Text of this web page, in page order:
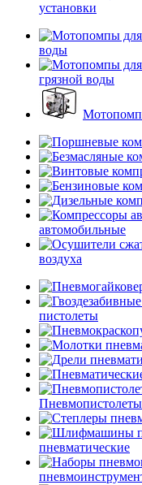
установки
воды
грязной воды
автомобильные
воздуха
пистолеты
пневматические